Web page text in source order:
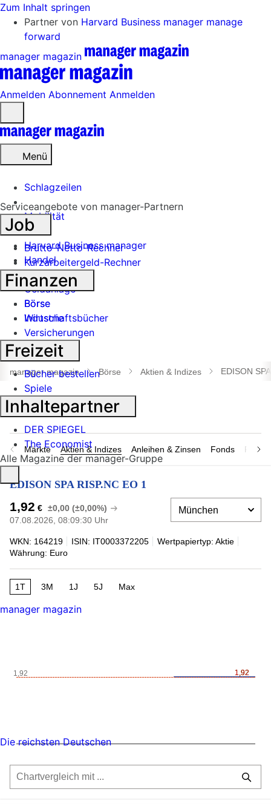
Zum Inhalt springen
Partner von Harvard Business manager manage
forward
manager magazin
Anmelden Abonnement Anmelden
öffnen
Menü
Schlagzeilen
Mobilität
Tech
Harvard Business manager
Handel
Banken
Geldanlage
Börse
Industrie
Suche
öffnen
manager magazin Börse Aktien & Indizes EDISON
Märkte Aktien & Indizes Anleihen & Zinsen Fonds
EDISON SPA RISP.NC EO 1
1,92 € ±0,00 (±0,00%)
07.08.2026, 08:09:30 Uhr
WKN: 164219 ISIN: IT0003372205
Wertpapiertyp: Aktie
Währung: Euro
1T 3M 1J 5J Max
1,92
1,92
1,92
Serviceangebote von manager-Partnern
Job
Brutto-Netto-Rechner
Kurzarbeitergeld-Rechner
Finanzen
Börse
Wirtschaftsbücher
Versicherungen
Freizeit
Bücher bestellen
Spiele
Inhaltepartner
DER SPIEGEL
The Economist
Alle Magazine der manager-Gruppe
manager magazin
Die reichsten Deutschen